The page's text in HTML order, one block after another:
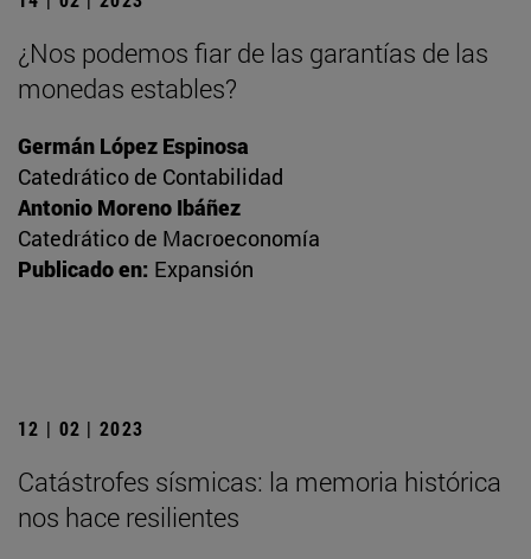
¿Nos podemos fiar de las garantías de las
monedas estables?
Germán López Espinosa
Catedrático de Contabilidad
Antonio Moreno Ibáñez
Catedrático de Macroeconomía
Publicado en: Expansión
12 | 02 | 2023
Catástrofes sísmicas: la memoria histórica
nos hace resilientes